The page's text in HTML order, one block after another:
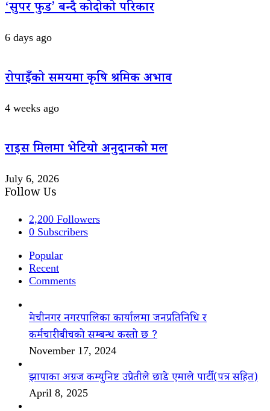
‘सुपर फुड’ बन्दै कोदोको परिकार
6 days ago
रोपाइँको समयमा कृषि श्रमिक अभाव
4 weeks ago
राइस मिलमा भेटियो अनुदानको मल
July 6, 2026
Follow Us
2,200 Followers
0 Subscribers
Popular
Recent
Comments
मेचीनगर नगरपालिका कार्यालमा जनप्रतिनिधि र
कर्मचारीबीचको सम्बन्ध कस्तो छ ?
November 17, 2024
झापाका अग्रज कम्युनिष्ट उप्रेतीले छाडे एमाले पार्टी(पत्र सहित)
April 8, 2025